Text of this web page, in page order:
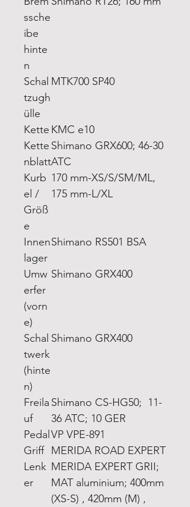
ssche
ibe
hinte
n
Schal
tzugh
ülle
MTK700 SP40
Kette KMC e10
Kette
nblatt
Shimano GRX600; 46-30
ATC
Kurb
el /
Größ
e
170 mm-XS/S/SM/ML,
175 mm-L/XL
Innen
lager
Shimano RS501 BSA
Umw
erfer
(vorn
e)
Shimano GRX400
Schal
twerk
(hinte
n)
Shimano GRX400
Freila
uf
Shimano CS-HG50; 11-
36 ATC; 10 GER
Pedal VP VPE-891
Griff MERIDA ROAD EXPERT
Lenk
er
MERIDA EXPERT GRII;
MAT aluminium; 400mm
(XS-S) , 420mm (M) ,